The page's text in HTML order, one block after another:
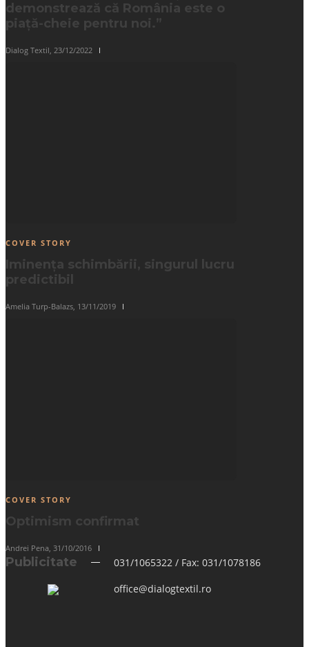
demonstrează că România este o
piață-cheie pentru noi.”
Dialog Textil 23/12/2022
COVER STORY
Iminența schimbării, singurul lucru
predictibil
Amelia Turp-Balazs, 13/11/2019
COVER STORY
Optimism confirmat
Andrei Pena 31/10/2016
Publicitate
031/1065322 / Fax: 031/1078186
office@dialogtextil.ro